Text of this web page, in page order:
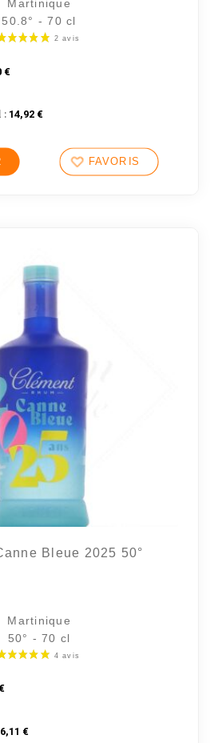
Martinique
50.8° - 70 cl
€
: 14,92 €
FAVORIS
Bleue 2025 50°
Martinique
50° - 70 cl
€
6,11 €